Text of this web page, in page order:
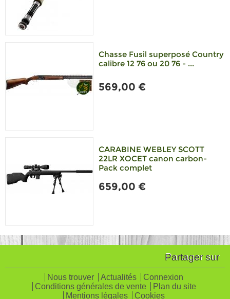
Chasse Fusil superposé Country
calibre 12 76 ou 20 76 - ...
569,00 €
CARABINE WEBLEY SCOTT
22LR XOCET canon carbon-
Pack complet
659,00 €
Partager sur
Nous trouver Actualités
Connexion
Conditions générales de vente
Plan du site
Mentions légales
Cookies